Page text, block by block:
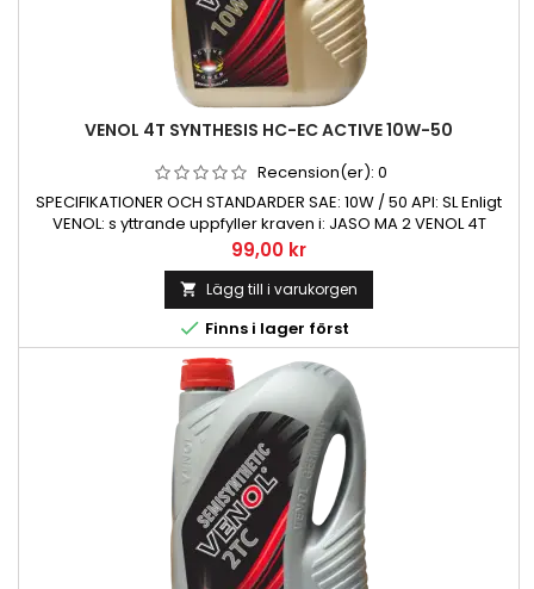
VENOL 4T SYNTHESIS HC-EC ACTIVE 10W-50
Recension(er): 0
SPECIFIKATIONER OCH STANDARDER SAE: 10W / 50 API: SL Enligt
VENOL: s yttrande uppfyller kraven i: JASO MA 2 VENOL 4T
syntes HC-EC Active 10W-50 Kinematisk viskositet vid 100 ° C,
mm² / s 18,0 Viskositetsindex 160 TBN (mg KOH / g) 9,0
Hällpunkt ° C -36 Flampunkt ° C 220
Pris
99,00 kr
 Lägg till i varukorgen
 Finns i lager först